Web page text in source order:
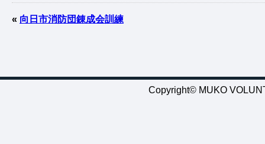
« 向日市消防団錬成会訓練
Copyright© MUKO